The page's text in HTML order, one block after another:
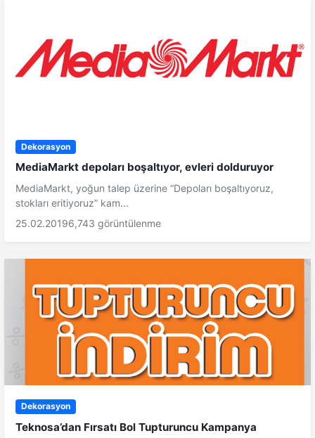
Dekorasyon
MediaMarkt depoları boşaltıyor, evleri dolduruyor
MediaMarkt, yoğun talep üzerine “Depoları boşaltıyoruz,
stokları eritiyoruz” kam...
25.02.20196,743 görüntülenme
Dekorasyon
Teknosa’dan Fırsatı Bol Tupturuncu Kampanya